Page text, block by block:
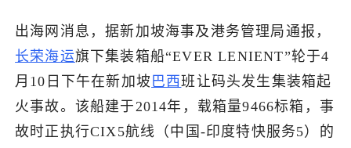
出海资讯
跨境报告
出海导航
出海网消息，据新加坡海事及港务管理局通报，
长荣海运旗下集装箱船“EVER LENIENT”轮于4
月10日下午在新加坡 巴西班让码头发生集装箱起
火事故。该船建于2014年，载箱量9466标箱，事
故时正执行CIX5航线（中国-印度特快服务5）的